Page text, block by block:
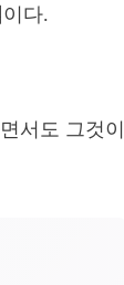
이다.
서도 그것이